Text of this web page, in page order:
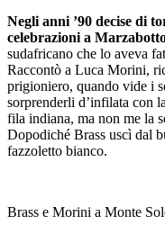
Negli anni ’90 decise di
celebrazioni a
sudafricano che lo aveva
Raccontò a Luca Morini,
prigioniero, quando vide i
sorprenderli d’infilata con
fila indiana, ma non me la
Dopodiché Brass uscì dal
fazzoletto bianco.
Brass e Morini a Monte